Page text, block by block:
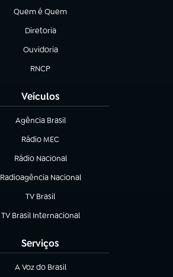
Quem é Quem
(abre em nova aba)
Diretoria
(abre em nova aba)
Ouvidoria
(abre em nova aba)
RNCP
(abre em nova aba)
Veículos
Agência Brasil
(abre em nova aba)
Rádio MEC
(abre em nova aba)
Rádio Nacional
Radioagência Nacional
(abre em nova aba)
TV Brasil
(abre em nova aba)
TV Brasil Internacional
(abre em nova aba)
Serviços
A Voz do Brasil
(abre em nova aba)